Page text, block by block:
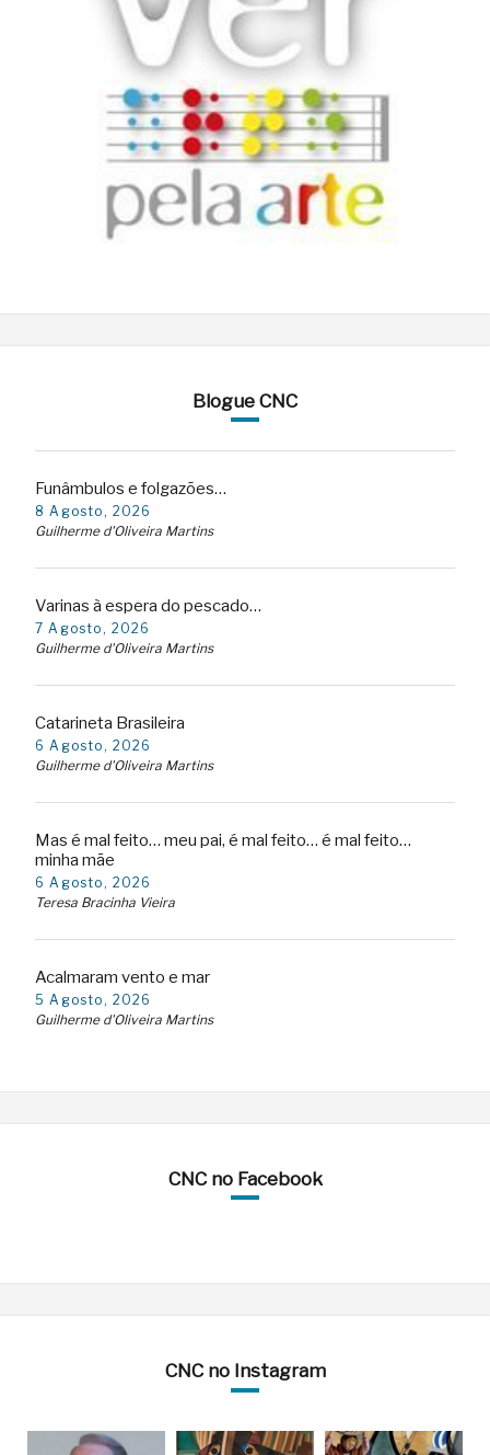
Blogue CNC
Funâmbulos e folgazões…
8 Agosto, 2026
Guilherme d'Oliveira Martins
Varinas à espera do pescado…
7 Agosto, 2026
Guilherme d'Oliveira Martins
Catarineta Brasileira
6 Agosto, 2026
Guilherme d'Oliveira Martins
Mas é mal feito… meu pai, é mal feito… é mal feito…
minha mãe
6 Agosto, 2026
Teresa Bracinha Vieira
Acalmaram vento e mar
5 Agosto, 2026
Guilherme d'Oliveira Martins
CNC no Facebook
CNC no Instagram